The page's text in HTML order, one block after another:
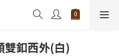
雙釦西外(白)